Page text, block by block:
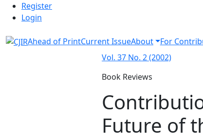
Skip to main navigation menu
Skip to main content
Skip to site footer
Admin menu
Register
Login
Ahead of PrintCurrent IssueAbout For
Vol. 37 No. 2 (2002)
Book Reviews
Future of